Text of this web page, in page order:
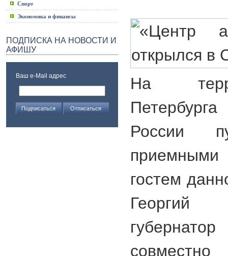
Спорт
Экономика и финансы
ПОДПИСКА НА НОВОСТИ И
АФИШУ
Ваш e-Mail адрес
На
России
гостем